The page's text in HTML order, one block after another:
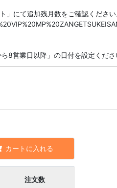
」にて追加残月数をご確認くださ
8営業日以降」の日付を設定くだ
カートに入れる
注文数